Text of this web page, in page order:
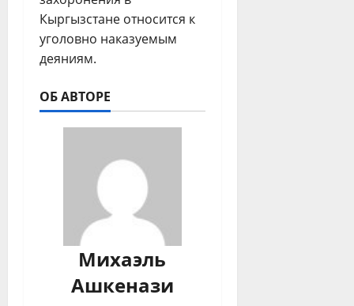
Кыргызстане относится к
уголовно наказуемым
деяниям.
ОБ АВТОРЕ
Михаэль
Ашкенази